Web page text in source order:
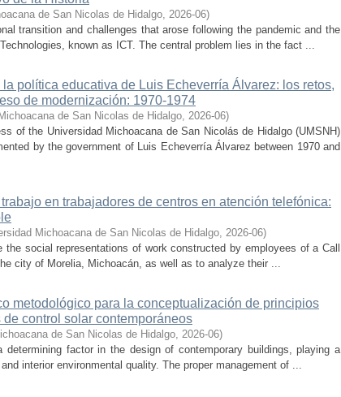
de San Nicolas de Hidalgo, 2026-06)
transition and challenges that arose following the pandemic and the
known as ICT. The central problem lies in the fact ...
política educativa de Luis Echeverría Álvarez: los retos,
de modernización: 1970-1974
de San Nicolas de Hidalgo, 2026-06)
of the Universidad Michoacana de San Nicolás de Hidalgo (UMSNH)
by the government of Luis Echeverría Álvarez between 1970 and
en trabajadores de centros en atención telefónica:
Michoacana de San Nicolas de Hidalgo, 2026-06)
social representations of work constructed by employees of a Call
city of Morelia, Michoacán, as well as to analyze their ...
metodológico para la conceptualización de principios
control solar contemporáneos
de San Nicolas de Hidalgo, 2026-06)
factor in the design of contemporary buildings, playing a
interior environmental quality. The proper management of ...